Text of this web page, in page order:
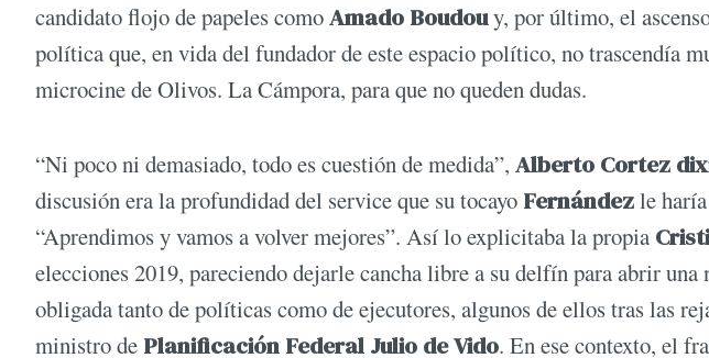
candidato flojo de papeles comoAmado Boudouy, por último, el
política que, en vida del fundador de este espacio político, no trascendía
microcine de Olivos. La Cámpora, para que no queden dudas.
“Ni poco ni demasiado, todo es cuestión de medida”, Alberto Cortez
discusión era la profundidad del service que su tocayo Fernándezle
“Aprendimos y vamos a volver mejores”. Así lo explicitaba la propia
elecciones 2019, pareciendo dejarle cancha libre a su delfín para abrir una
obligada tanto de políticas como de ejecutores, algunos de ellos tras las
ministro de Planificación Federal Julio de Vido. En ese contexto, el